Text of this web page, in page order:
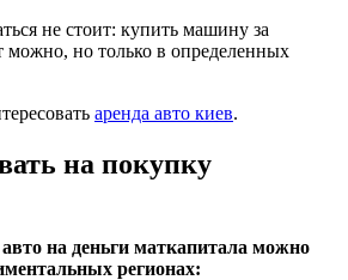
не стоит: купить машину за
можно, но только в определенных
аренда авто киев.
на покупку
на деньги маткапитала можно
регионах: